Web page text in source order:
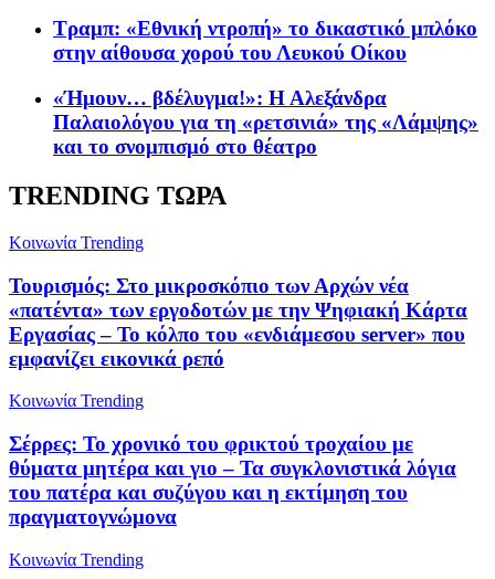
Τραμπ: «Εθνική ντροπή» το δικαστικό μπλόκο
στην αίθουσα χορού του Λευκού Οίκου
«Ήμουν… βδέλυγμα!»: Η Αλεξάνδρα
Παλαιολόγου για τη «ρετσινιά» της «Λάμψης»
και το σνομπισμό στο θέατρο
TRENDING ΤΩΡΑ
Κοινωνία Trending
Τουρισμός: Στο μικροσκόπιο των Αρχών νέα
«πατέντα» των εργοδοτών με την Ψηφιακή Κάρτα
Εργασίας – Το κόλπο του «ενδιάμεσου server» που
εμφανίζει εικονικά ρεπό
Κοινωνία Trending
Σέρρες: Το χρονικό του φρικτού τροχαίου με
θύματα μητέρα και γιο – Τα συγκλονιστικά λόγια
του πατέρα και συζύγου και η εκτίμηση του
πραγματογνώμονα
Κοινωνία Trending